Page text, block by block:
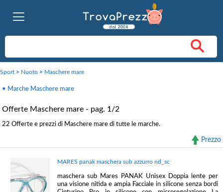
Sport > Nuoto > Maschere mare
• Marche Maschere mare
Offerte Maschere mare - pag. 1/2
22 Offerte e prezzi di Maschere mare di tutte le marche.
Prezzo
MARES panak maschera sub azzurro nd_sc
maschera sub Mares PANAK Unisex Doppia lente per
una visione nitida e ampia Facciale in silicone senza bordi